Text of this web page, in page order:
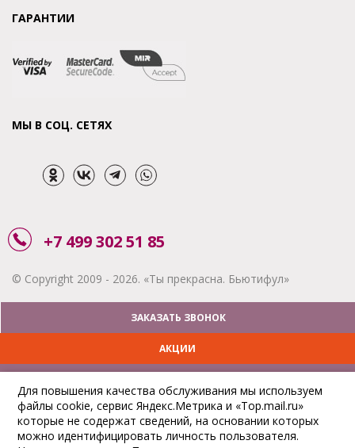
ГАРАНТИИ
МЫ В СОЦ. СЕТЯХ
+7 499 302 51 85
© Copyright 2009 - 2026. «Ты прекрасна. Бьютифул»
ЗАКАЗАТЬ ЗВОНОК
АКЦИИ
ОПЛАТА
ОТСЛЕДИТЬ ЗАКАЗ
Для повышения качества обслуживания мы используем
файлы cookie, сервис Яндекс.Метрика и «Top.mail.ru»
которые не содержат сведений, на основании которых
можно идентифицировать личность пользователя.